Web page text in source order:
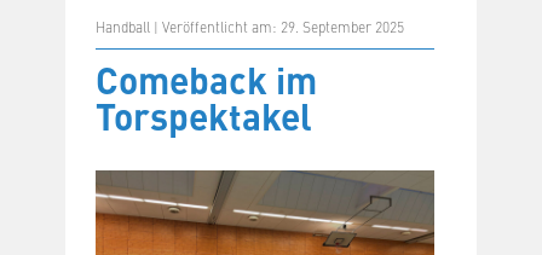
Handball | Veröffentlicht am: 29. September 2025
Comeback im
Torspektakel